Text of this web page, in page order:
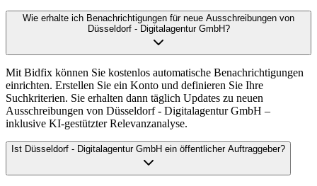
Wie erhalte ich Benachrichtigungen für neue Ausschreibungen von
Düsseldorf - Digitalagentur GmbH?
Mit Bidfix können Sie kostenlos automatische Benachrichtigungen
einrichten. Erstellen Sie ein Konto und definieren Sie Ihre
Suchkriterien. Sie erhalten dann täglich Updates zu neuen
Ausschreibungen von Düsseldorf - Digitalagentur GmbH –
inklusive KI-gestützter Relevanzanalyse.
Ist Düsseldorf - Digitalagentur GmbH ein öffentlicher Auftraggeber?